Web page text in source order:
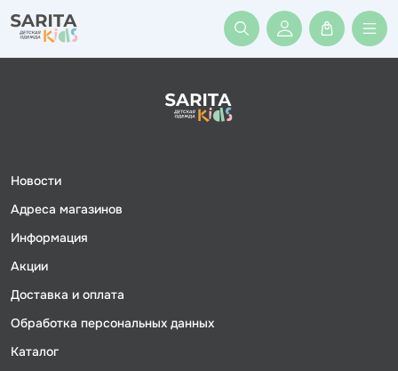
Войти или
Новости
Адреса магазинов
Информация
Акции
Доставка и оплата
Обработка персональных данных
Каталог